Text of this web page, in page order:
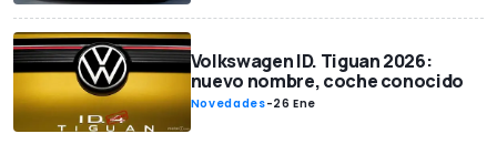
Volkswagen ID. Tiguan 2026:
nuevo nombre, coche conocido
Novedades-26 Ene